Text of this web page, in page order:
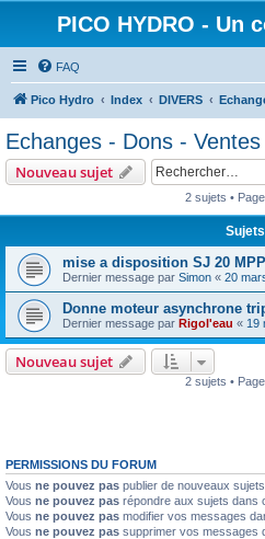
PICO HYDRO - Un
FAQ
Pico Hydro Index DIVERS
Echanges - Dons - Ventes
Nouveau sujet
2 sujets • Page
Sujets
mise a disposition SJ 20
Dernier message par Simon « 20
Donne moteur asynchrone
Dernier message par Rigol'eau « 19
Nouveau sujet
2 sujets • Page
PERMISSIONS DU FORUM
Vous ne pouvez pas publier de nouveaux
Vous ne pouvez pas répondre aux sujets dans
Vous ne pouvez pas modifier vos messages
Vous ne pouvez pas supprimer vos messages